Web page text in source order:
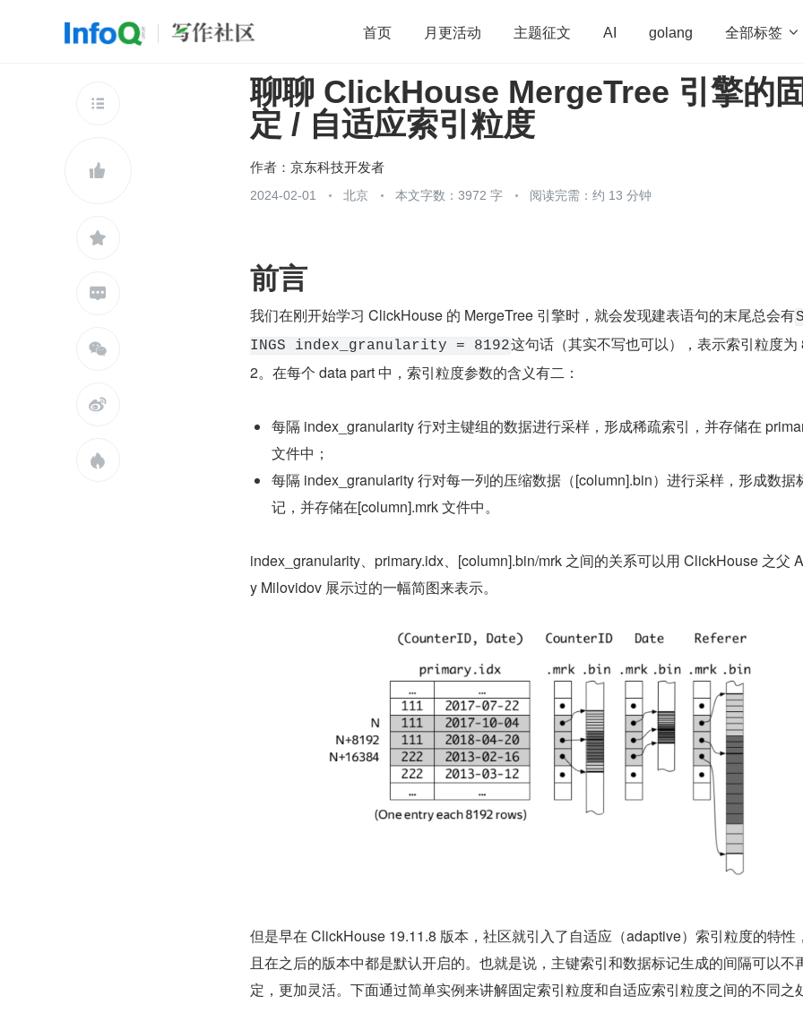
首页 月更活动 主题征文 AI golang 全部标签 
开源 架构 OpenHarmony 算法 学习方法 Web3.0 高
团队管理 程序员 运维
查看更多







聊聊 ClickHouse MergeTree 引擎的
定 / 自适应索引粒度
作者： 京东科技开发者
2024-02-01 北京 本文字数：3972 字 阅读完需：约 13 分钟
前言
我们在刚开始学习 ClickHouse 的 MergeTree 引擎时，就会发现建表语句的末尾总会有
INGS index_granularity = 8192这句话（其实不写也可以），表示索引粒度为
2。在每个 data part 中，索引粒度参数的含义有二：
每隔 index_granularity 行对主键组的数据进行采样，形成稀疏索引，并存储在
文件中；
每隔 index_granularity 行对每一列的压缩数据（[column].bin）进行采样，形成数据
记，并存储在[column].mrk 文件中。
index_granularity、primary.idx、[column].bin/mrk 之间的关系可以用 ClickHouse 之父
y Milovidov 展示过的一幅简图来表示。
但是早在 ClickHouse 19.11.8 版本，社区就引入了自适应（adaptive）索引粒度的特性
且在之后的版本中都是默认开启的。也就是说，主键索引和数据标记生成的间隔可以不
定，更加灵活。下面通过简单实例来讲解固定索引粒度和自适应索引粒度之间的不同之